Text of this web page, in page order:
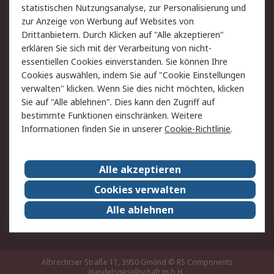
Hilfe
Rechtliches
RS Verkaufs- und
Lieferbedingungen
Datenschutz
Cookie-Richtlinie
Zahlungsbedingungen
Impressum
Webseite Konditionen
RS weltweit
Karriere bei RS
Nachhaltigkeit
Qualität/Zertifikate
Presse-Center
Event-Center
Albrechtser Straße 11, 3950 Gmünd © RS Components
statistischen Nutzungsanalyse, zur Personalisierung und
zur Anzeige von Werbung auf Websites von
Drittanbietern. Durch Klicken auf "Alle akzeptieren"
erklären Sie sich mit der Verarbeitung von nicht-
essentiellen Cookies einverstanden. Sie können Ihre
Cookies auswählen, indem Sie auf "Cookie Einstellungen
verwalten" klicken. Wenn Sie dies nicht möchten, klicken
Sie auf "Alle ablehnen". Dies kann den Zugriff auf
bestimmte Funktionen einschränken. Weitere
Informationen finden Sie in unsererCookie-Richtlinie.
Alle akzeptieren
Cookies verwalten
Alle ablehnen